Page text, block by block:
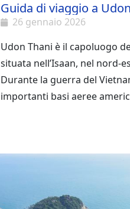
Guida di viaggio a
26 gennaio 2026
Udon Thani è il capoluogo
situata nell’Isaan, nel nord-
Durante la guerra del
importanti basi aeree
Vientiane a Udon Thani il